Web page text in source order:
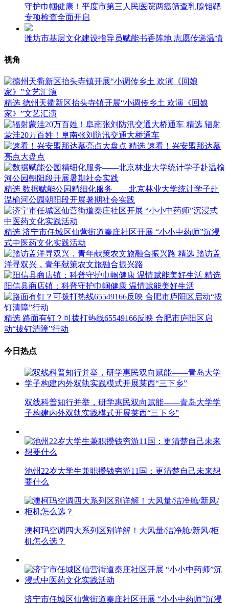
守护巾帼健康！平度市第三人民医院两癌筛查乳腺钼靶
专项检查全面开启
潍坊市基层文化建设指导员赋能书香阵地 志愿传递温情
视角
精选 德州天衢新区抬头寺镇开展“小调传乡土 欢演《回娘
家》”文艺汇演
精选 辐射
蒙洼20万百姓！阜南张刘防汛交通大桥通车
精选 速看！兴安盟那达慕
亮点大盘点
精选 数据赋能公园精细化服务——北京林业大学统计学子赴
温榆河公园朝阳段开展暑期社会实践
精选 济宁市任城区仙营街道秦庄社区开展 “小小中药师”沉浸
式中医药文化实践活动
精选 踏访盖
洋寻双兴，青年献策农文旅融合振兴路
精选
阳信县商店镇：科普守护巾帼健康 温情赋能美好生活
精选 路面有钉？可拨打热线65549166反映 合肥市庐阳区启
动“拔钉清障”行动
今日热点
双线科普知行并举，研学惠民双向赋能——青岛大学学
子构建内外双轨实践模式开展莱西“三下乡”
池州22岁大学生兼职攒钱穷游11国：更清楚自己未来想
要什么
澳柯玛空调四大系列区别详解！大风量/洁净舱/新风/柜
机怎么选？
济宁市任城区仙营街道秦庄社区开展 “小小中药师”沉浸